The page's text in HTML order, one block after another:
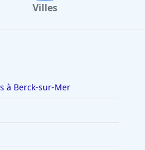
Villes
à Berck-sur-Mer